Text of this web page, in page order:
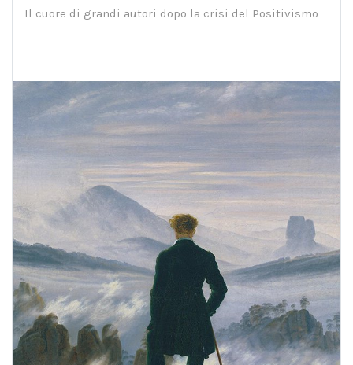
Il cuore di grandi autori dopo la crisi del Positivismo